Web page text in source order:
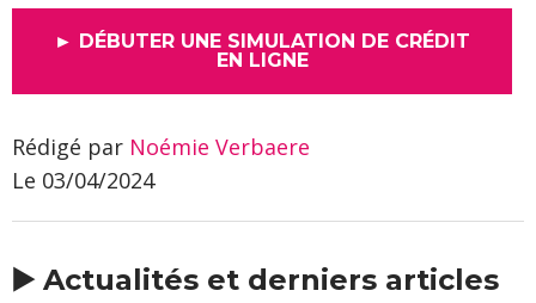
► DÉBUTER UNE SIMULATION DE CRÉDIT
EN LIGNE
Rédigé par Noémie Verbaere
Le 03/04/2024
▶️ Actualités et derniers articles